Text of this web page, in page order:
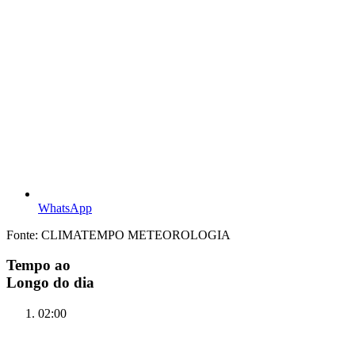
WhatsApp
Fonte: CLIMATEMPO METEOROLOGIA
Tempo ao
Longo do dia
02:00